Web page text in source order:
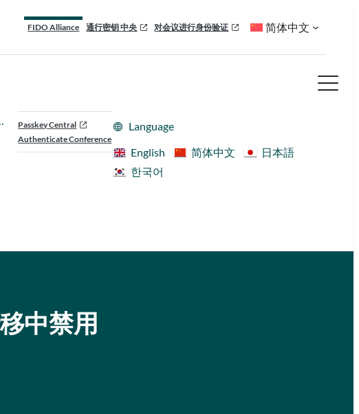
FIDO Alliance 通行密钥 中央 对会议进行身份验证 简体中文
Passkey Central
Authenticate Conference
Language
English
简体中文
日本語
한국어
中禁用